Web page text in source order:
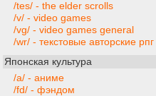
/tes/ - the elder scrolls
/v/ - video games
/vg/ - video games general
/wr/ - текстовые авторские рпг
Японская культура
/a/ - аниме
/fd/ - фэндом